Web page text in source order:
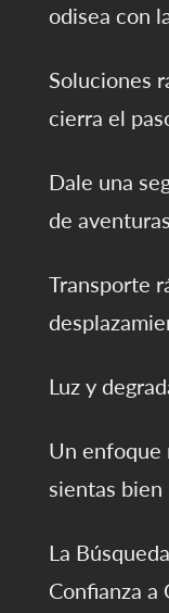
odisea con
Soluciones
cierra el
Dale una
de
Transporte
Luz y
Un enfoque
sientas
La
Confianza a